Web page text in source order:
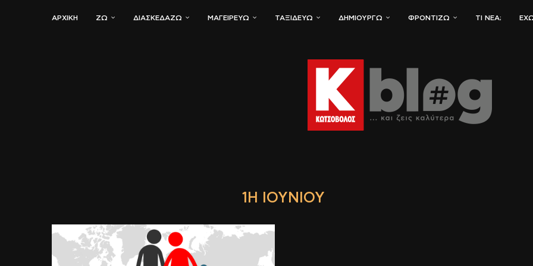
ΑΡΧΙΚΗ ΖΏ ΔΙΑΣΚΕΔΆΖΩ ΜΑΓΕΙΡΕΎΩ ΤΑΞΙΔΕΎΩ ΔΗΜΙΟΥΡΓΏ ΦΡΟΝΤΊΖΩ ΤΙ ΝΈΑ;
1Η ΙΟΥΝΊΟΥ